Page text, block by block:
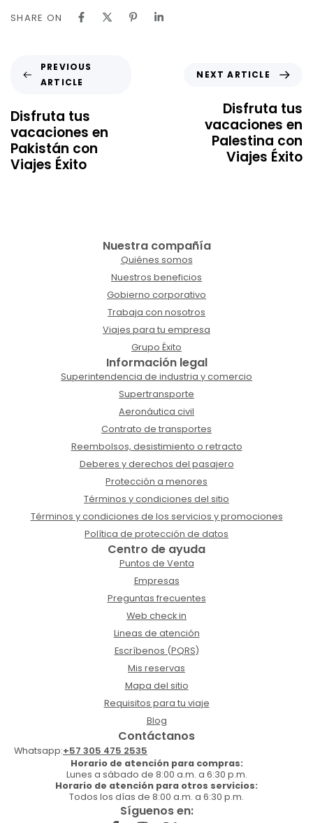
SHARE ON
PREVIOUS
ARTICLE
Disfruta tus
vacaciones en
Pakistán con
Viajes Éxito
NEXT ARTICLE
Disfruta tus
vacaciones en
Palestina con
Viajes Éxito
Nuestra compañía
Quiénes somos
Nuestros beneficios
Gobierno corporativo
Trabaja con nosotros
Viajes para tu empresa
Grupo Éxito
Información legal
Superintendencia de industria y comercio
Supertransporte
Aeronáutica civil
Contrato de transportes
Reembolsos, desistimiento o retracto
Deberes y derechos del pasajero
Protección a menores
Términos y condiciones del sitio
Términos y condiciones de los servicios y promociones
Política de protección de datos
Centro de ayuda
Puntos de Venta
Empresas
Preguntas frecuentes
Web check in
Lineas de atención
Escríbenos (PQRS)
Mis reservas
Mapa del sitio
Requisitos para tu viaje
Blog
Contáctanos
Whatsapp:+57 305 475 2535
Horario de atención para compras:
Lunes a sábado de 8:00 a.m. a 6:30 p.m.
Horario de atención para otros servicios:
Todos los días de 8:00 a.m. a 6:30 p.m.
Síguenos en: